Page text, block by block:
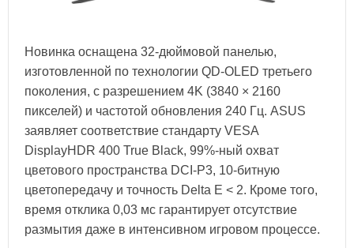
Новинка оснащена 32-дюймовой панелью,
изготовленной по технологии QD-OLED третьего
поколения, с разрешением 4K (3840 × 2160
пикселей) и частотой обновления 240 Гц. ASUS
заявляет соответствие стандарту VESA
DisplayHDR 400 True Black, 99%-ный охват
цветового пространства DCI-P3, 10-битную
цветопередачу и точность Delta E < 2. Кроме того,
время отклика 0,03 мс гарантирует отсутствие
размытия даже в интенсивном игровом процессе.